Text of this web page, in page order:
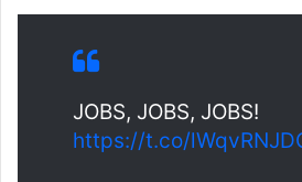
JOBS, JOBS, JOBS!
https://t.co/